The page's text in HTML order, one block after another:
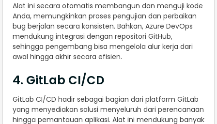
Alat ini secara otomatis membangun dan menguji kode
Anda, memungkinkan proses pengujian dan perbaikan
bug berjalan secara konsisten. Bahkan, Azure DevOps
mendukung integrasi dengan repositori GitHub,
sehingga pengembang bisa mengelola alur kerja dari
awal hingga akhir secara efisien.
4. GitLab CI/CD
GitLab CI/CD hadir sebagai bagian dari platform GitLab
yang menyediakan solusi menyeluruh dari perencanaan
hingga pemantauan aplikasi. Alat ini mendukung banyak